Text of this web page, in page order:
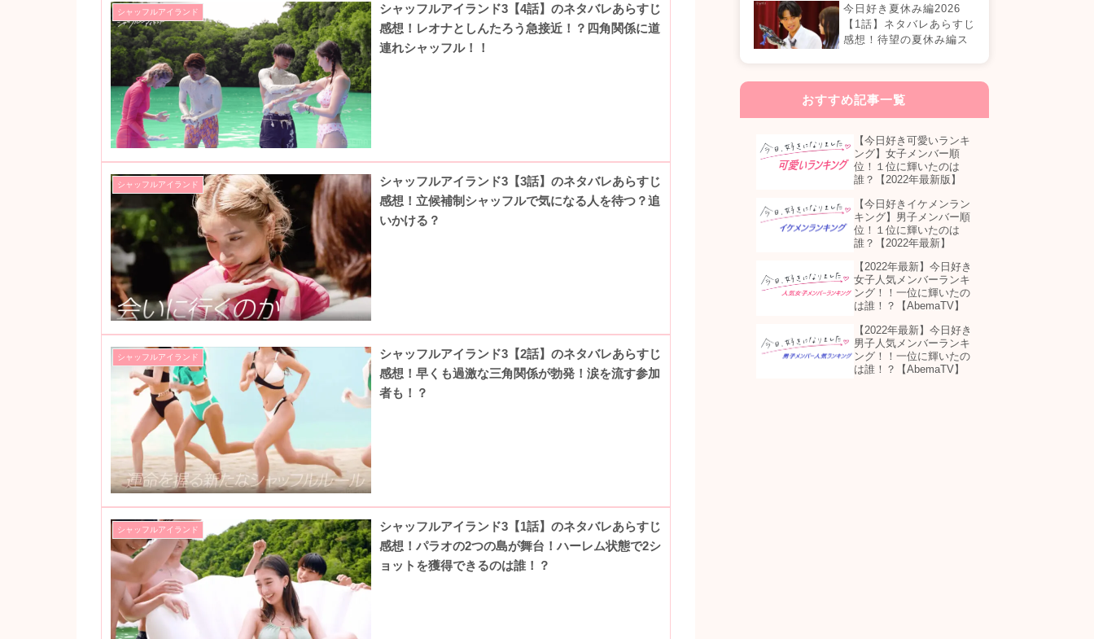
シャッフルアイランド
シャッフルアイランド3【4話】のネタバレあらすじ
感想！レオナとしんたろう急接近！？四角関係に道
連れシャッフル！！
シャッフルアイランド
シャッフルアイランド3【3話】のネタバレあらすじ
感想！立候補制シャッフルで気になる人を待つ？追
いかける？
シャッフルアイランド
シャッフルアイランド3【2話】のネタバレあらすじ
感想！早くも過激な三角関係が勃発！涙を流す参加
者も！？
シャッフルアイランド
シャッフルアイランド3【1話】のネタバレあらすじ
感想！パラオの2つの島が舞台！ハーレム状態で2シ
ョットを獲得できるのは誰！？
カップル誕生！？
今日好き夏休み編2026
【1話】ネタバレあらすじ
感想！待望の夏休み編ス
おすすめ記事一覧
【今日好き可愛いランキ
ング】女子メンバー順
位！１位に輝いたのは
誰？【2022年最新版】
【今日好きイケメンラン
キング】男子メンバー順
位！１位に輝いたのは
誰？【2022年最新】
【2022年最新】今日好き
女子人気メンバーランキ
ング！！一位に輝いたの
は誰！？【AbemaTV】
【2022年最新】今日好き
男子人気メンバーランキ
ング！！一位に輝いたの
は誰！？【AbemaTV】